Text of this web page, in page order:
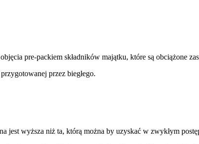
pre-packiem składników majątku, które są obciążone
przez biegłego.
jest wyższa niż ta, którą można by uzyskać w zwykłym